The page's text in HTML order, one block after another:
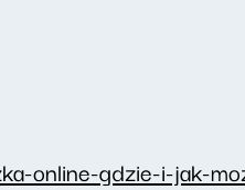
online-gdzie-i-jak-